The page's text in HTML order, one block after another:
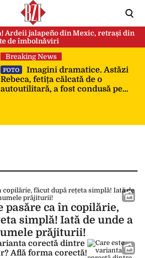
Ardeii jalapeño din Mexic, retrași din
de îmbolnăviri
Breaking News
FOTO
Imagini dramatice. Astăzi
Rebeca, fetița călcată de o
autoutilitară, a fost condusă pe
pasăre ca în copilărie,
simplă! Iată de unde a
prăjiturii!
corectă dintre
Află forma corectă!